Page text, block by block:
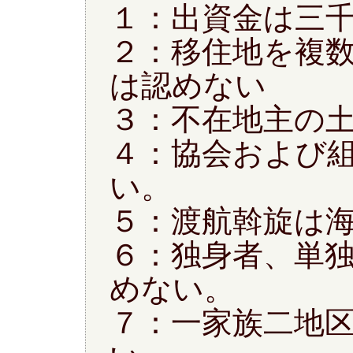
１：出資金は三
２：移住地を複
は認めない
３：不在地主の
４：協会および
い。
５：渡航斡旋は
６：独身者、単
めない。
７：一家族二地